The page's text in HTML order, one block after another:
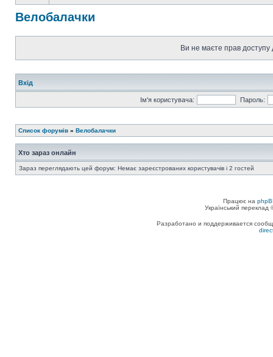
Велобалачки
Ви не маєте прав
Вхід
Ім'я користувача: Пароль:
Список форумів » Велобалачки
Хто зараз онлайн
Зараз переглядають цей форум: Немає зареєстрованих користувачів і 2 гостей
Працює на
Український
Разработано и поддерживается